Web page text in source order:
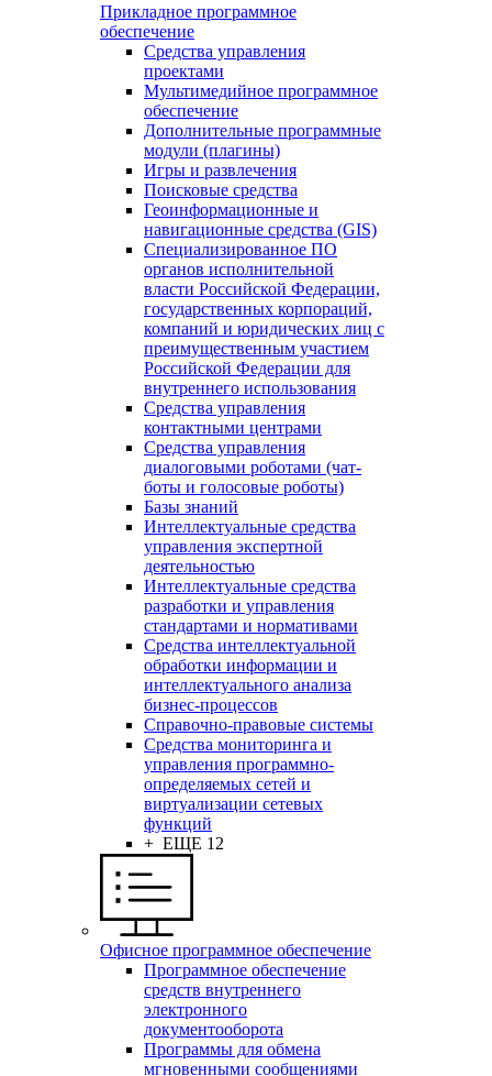
Прикладное программное
обеспечение
Средства управления
проектами
Мультимедийное программное
обеспечение
Дополнительные программные
модули (плагины)
Игры и развлечения
Поисковые средства
Геоинформационные и
навигационные средства (GIS)
Специализированное ПО
органов исполнительной
власти Российской Федерации,
государственных корпораций,
компаний и юридических лиц с
преимущественным участием
Российской Федерации для
внутреннего использования
Средства управления
контактными центрами
Средства управления
диалоговыми роботами (чат-
боты и голосовые роботы)
Базы знаний
Интеллектуальные средства
управления экспертной
деятельностью
Интеллектуальные средства
разработки и управления
стандартами и нормативами
Средства интеллектуальной
обработки информации и
интеллектуального анализа
бизнес-процессов
Справочно-правовые системы
Средства мониторинга и
управления программно-
определяемых сетей и
виртуализации сетевых
функций
+ ЕЩЕ 12
Офисное программное обеспечение
Программное обеспечение
средств внутреннего
электронного
документооборота
Программы для обмена
мгновенными сообщениями